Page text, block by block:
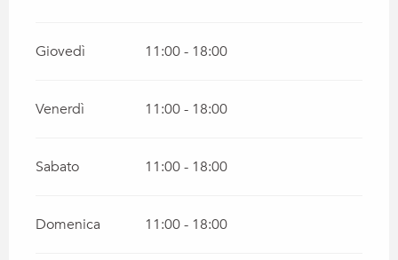
Giovedì 11:00 - 18:00
Venerdì 11:00 - 18:00
Sabato 11:00 - 18:00
Domenica 11:00 - 18:00